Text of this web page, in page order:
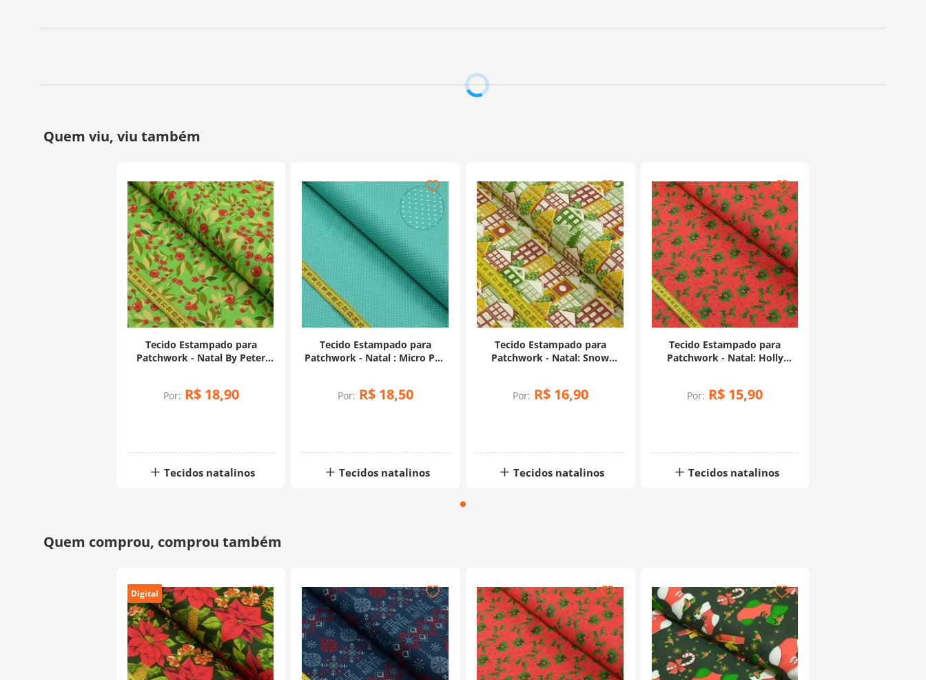
Tecido Estampado para
Patchwork - Natal By Peter
Por: R$ 18,90
Tecidos natalinos
Tecido Estampado para
Patchwork - Natal : Micro Poá
Por: R$ 18,50
Tecidos natalinos
Tecido Estampado para
Patchwork - Natal: Snow
Por: R$ 16,90
Tecidos natalinos
Tecido Estampado para
Patchwork - Natal: Holly
Por: R$ 15,90
Tecidos natalinos
Digital